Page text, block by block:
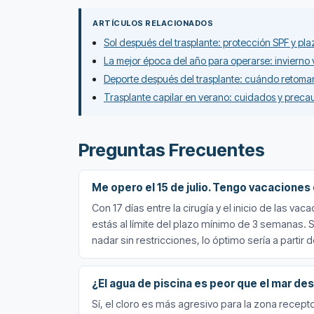
ARTÍCULOS RELACIONADOS
Sol después del trasplante: protección SPF y
La mejor época del año para operarse: invierno
Deporte después del trasplante: cuándo
Trasplante capilar en verano: cuidados y
Preguntas Frecuentes
Me opero el 15 de julio. Tengo vacaciones
Con 17 días entre la cirugía y el inicio de las
estás al límite del plazo mínimo de 3 semanas.
nadar sin restricciones, lo óptimo sería a partir
¿El agua de piscina es peor que el mar
Sí, el cloro es más agresivo para la zona